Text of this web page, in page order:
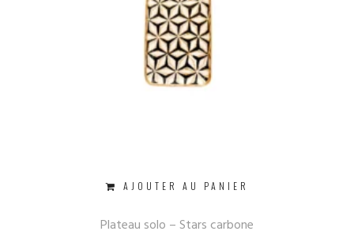
AJOUTER AU PANIER
Plateau solo – Stars carbone